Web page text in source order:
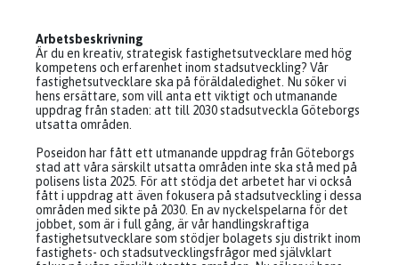
Arbetsbeskrivning
Är du en kreativ, strategisk fastighetsutvecklare med hög
kompetens och erfarenhet inom stadsutveckling? Vår
fastighetsutvecklare ska på föräldaledighet. Nu söker vi
hens ersättare, som vill anta ett viktigt och utmanande
uppdrag från staden: att till 2030 stadsutveckla Göteborgs
utsatta områden.
Poseidon har fått ett utmanande uppdrag från Göteborgs
stad att våra särskilt utsatta områden inte ska stå med på
polisens lista 2025. För att stödja det arbetet har vi också
fått i uppdrag att även fokusera på stadsutveckling i dessa
områden med sikte på 2030. En av nyckelspelarna för det
jobbet, som är i full gång, är vår handlingskraftiga
fastighetsutvecklare som stödjer bolagets sju distrikt inom
fastighets- och stadsutvecklingsfrågor med självklart